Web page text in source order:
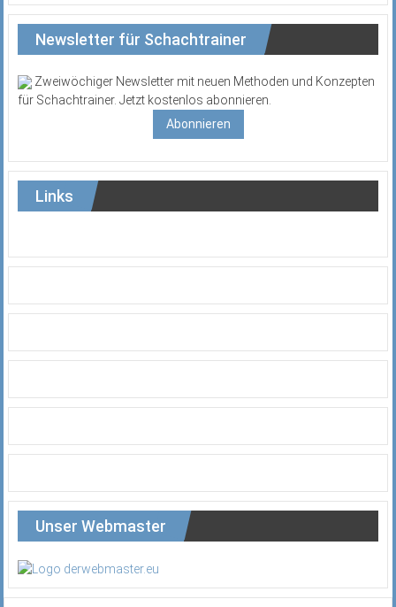
Newsletter für Schachtrainer
Zweiwöchiger Newsletter mit neuen Methoden und Konzepten
für Schachtrainer. Jetzt kostenlos abonnieren.
Abonnieren
Links
Unser Webmaster